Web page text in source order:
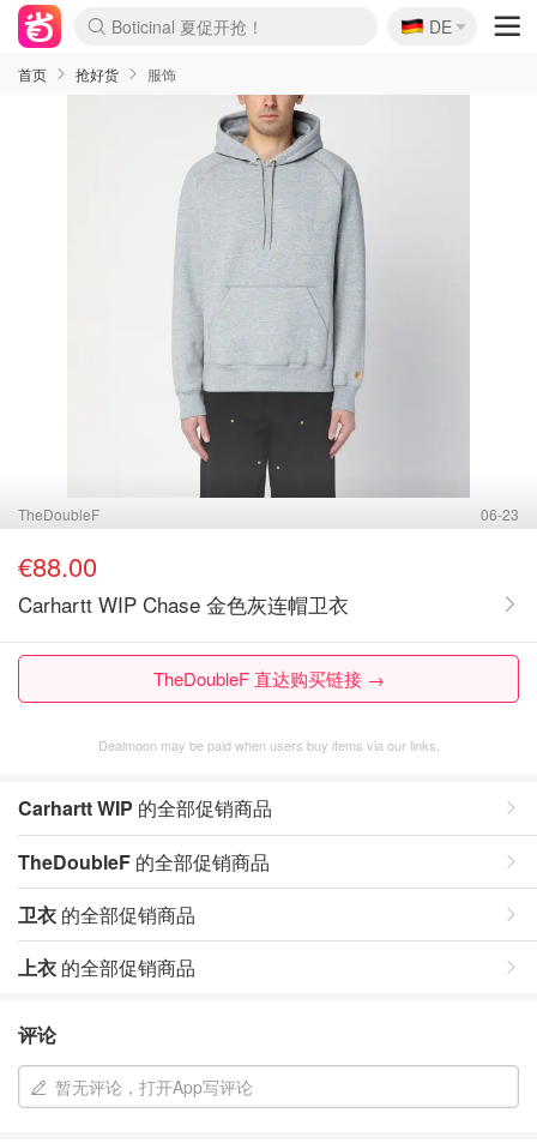
4折！lulu周四疯狂上新
还没结束！&OtherStories大促
Joybuy变相75折 随时失效
速领！Stanley独家85折
疑似霸哥！Camper额外叠85折
Zalando 奥莱闪促！每日更新
Moncler反季囤！5折起+叠9折
Coach Brooklyn仅€192
🇩🇪
DE
首页 抢好货 服饰
TheDoubleF 06-23
€88.00
Carhartt WIP Chase 金色灰连帽卫衣
TheDoubleF 直达购买链接 →
Dealmoon may be paid when users buy items via our links.
Carhartt WIP 的全部促销商品
TheDoubleF 的全部促销商品
卫衣 的全部促销商品
上衣 的全部促销商品
评论
暂无评论，打开App写评论